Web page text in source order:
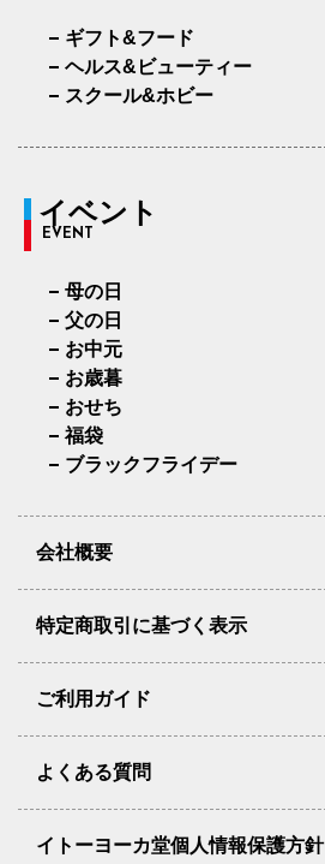
ギフト&フード
ヘルス&ビューティー
スクール&ホビー
イベント
EVENT
母の日
父の日
お中元
お歳暮
おせち
福袋
ブラックフライデー
会社概要
特定商取引に基づく表示
ご利用ガイド
よくある質問
イトーヨーカ堂個人情報保護方針